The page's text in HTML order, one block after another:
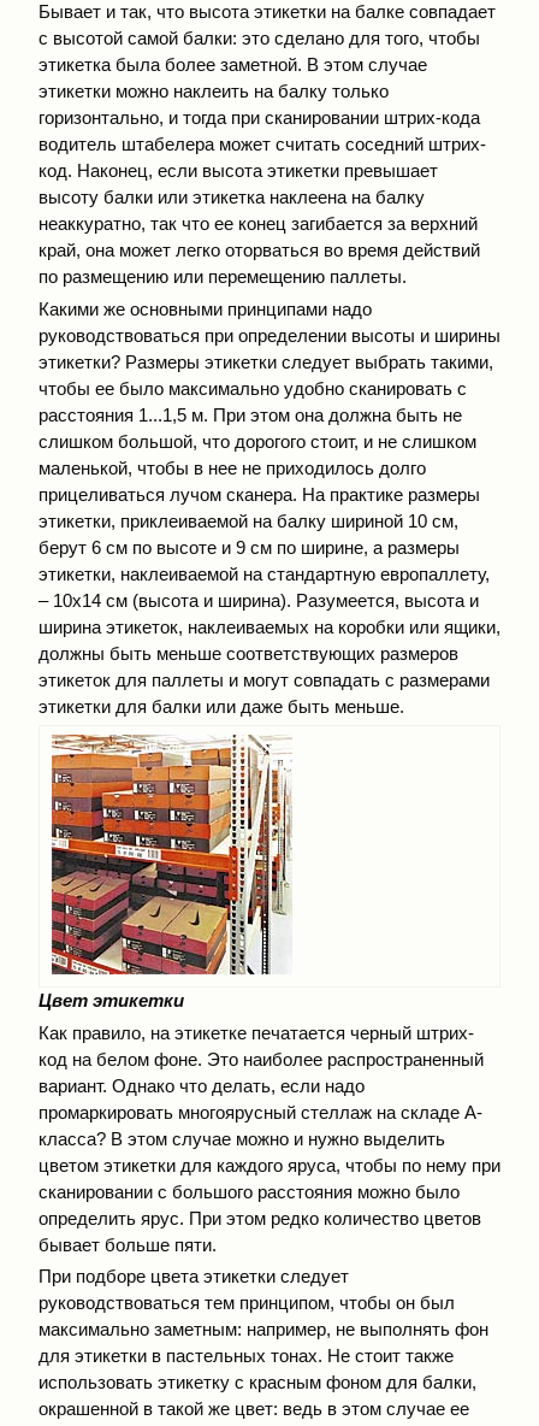
Бывает и так, что высота этикетки на балке совпадает
с высотой самой балки: это сделано для того, чтобы
этикетка была более заметной. В этом случае
этикетки можно наклеить на балку только
горизонтально, и тогда при сканировании штрих-кода
водитель штабелера может считать соседний штрих-
код. Наконец, если высота этикетки превышает
высоту балки или этикетка наклеена на балку
неаккуратно, так что ее конец загибается за верхний
край, она может легко оторваться во время действий
по размещению или перемещению паллеты.
Какими же основными принципами надо
руководствоваться при определении высоты и ширины
этикетки? Размеры этикетки следует выбрать такими,
чтобы ее было максимально удобно сканировать с
расстояния 1...1,5 м. При этом она должна быть не
слишком большой, что дорогого стоит, и не слишком
маленькой, чтобы в нее не приходилось долго
прицеливаться лучом сканера. На практике размеры
этикетки, приклеиваемой на балку шириной 10 см,
берут 6 см по высоте и 9 см по ширине, а размеры
этикетки, наклеиваемой на стандартную европаллету,
– 10х14 см (высота и ширина). Разумеется, высота и
ширина этикеток, наклеиваемых на коробки или ящики,
должны быть меньше соответствующих размеров
этикеток для паллеты и могут совпадать с размерами
этикетки для балки или даже быть меньше.
Цвет этикетки
Как правило, на этикетке печатается черный штрих-
код на белом фоне. Это наиболее распространенный
вариант. Однако что делать, если надо
промаркировать многоярусный стеллаж на складе А-
класса? В этом случае можно и нужно выделить
цветом этикетки для каждого яруса, чтобы по нему при
сканировании с большого расстояния можно было
определить ярус. При этом редко количество цветов
бывает больше пяти.
При подборе цвета этикетки следует
руководствоваться тем принципом, чтобы он был
максимально заметным: например, не выполнять фон
для этикетки в пастельных тонах. Не стоит также
использовать этикетку с красным фоном для балки,
окрашенной в такой же цвет: ведь в этом случае ее